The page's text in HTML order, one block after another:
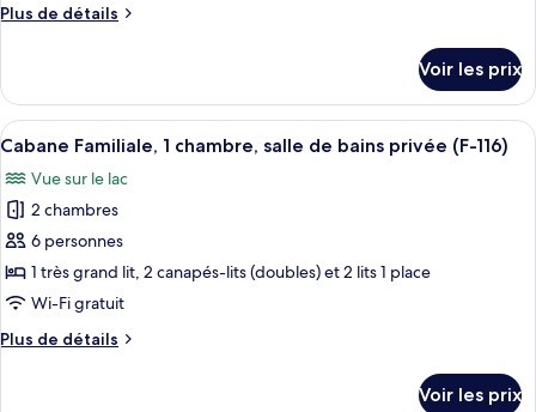
chambre :
de
bains
(D-
106)
Plus de détails
Plus
le
type
de
Chambre,
salle
de
bains
privée
(D-
106)
Voir les prix
Afficher
toutes
les
photos
pour
ce
type
chambre :
Une pièce de style loft avec un
9
Cabane Familiale, 1 chambre, salle de bains privée (F-116)
Vue sur le lac
2 chambres
6 personnes
1 très grand lit, 2 canapés-lits (doubles) et 2 lits 1 place
Wi-Fi gratuit
Plus de détails
Plus
Voir les prix